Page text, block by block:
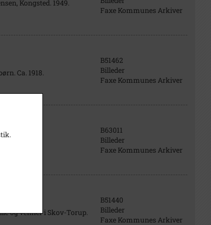
Kongsted. 1949.
Faxe Kommunes Arkiver
Ca. 1918.
B51462
Billeder
Faxe Kommunes Arkiver
B63011
Billeder
Faxe Kommunes Arkiver
og venner i Skov-Torup.
B51440
Billeder
Faxe Kommunes Arkiver